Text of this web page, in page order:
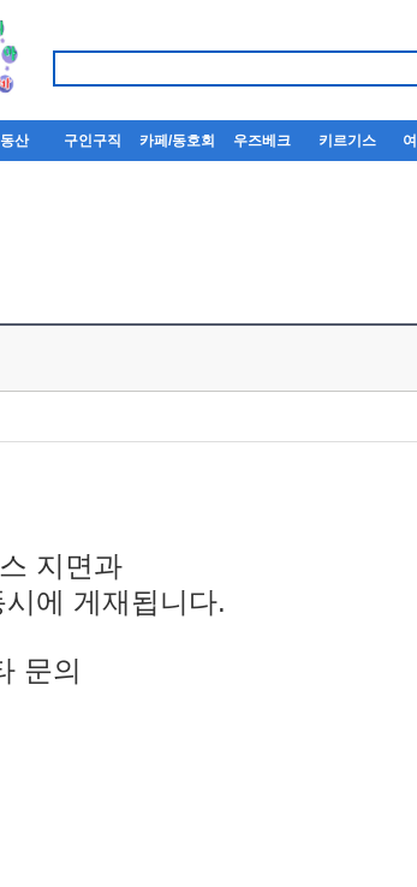
산 구인구직 카페/동호회 우즈베크 키르기스
지면과
에 게재됩니다.
문의